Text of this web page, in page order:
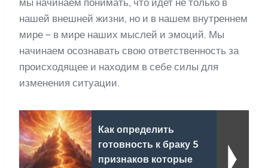
мы начинаем понимать, что идет не только в
нашей внешней жизни, но и в нашем внутреннем
мире – в мире наших мыслей и эмоций. Мы
начинаем осознавать свою ответственность за
происходящее и находим в себе силы для
изменения ситуации.
Как определить
готовность к браку 5
признаков которые